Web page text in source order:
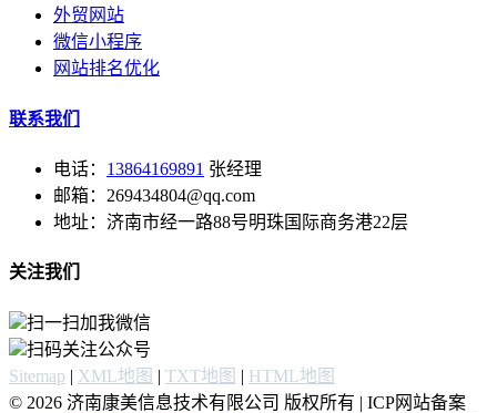
外贸网站
微信小程序
网站排名优化
联系我们
电话： 13864169891 张经理
邮箱：269434804@qq.com
地址：济南市经一路88号明珠国际商务港22层
关注我们
扫一扫加我微信
扫码关注公众号
Sitemap | XML地图 | TXT地图 | HTML地图
© 2026 济南康美信息技术有限公司 版权所有 | ICP网站备案